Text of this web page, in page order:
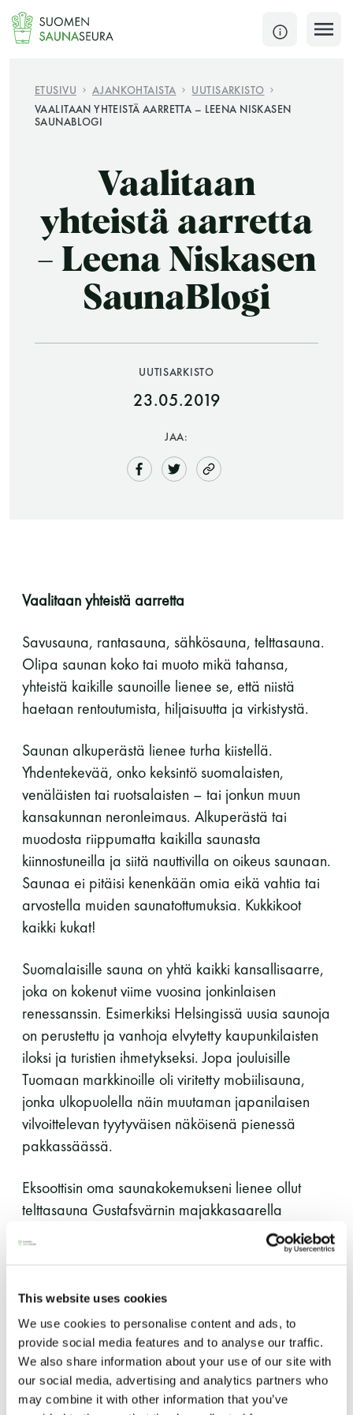
This website uses cookies
We use cookies to personalise content and ads, to
provide social media features and to analyse our traffic.
We also share information about your use of our site with
our social media, advertising and analytics partners who
may combine it with other information that you’ve
Siirry
sisältöön
SULJE
Jokaisen kuun 1. lauantai on jaettu ja jokaisen kuun
KATSO TARKEMMAT AUKIOLOAJAT
JÄSENSIVUT
-Naisten päivät ovat maanantai ja
torstai
-Miesten päivät tiistai, keskiviikko,
-Kuukauden ensimmäinen lauantai on on
jaettu lauantai
Hinnasto
Jäsen
12 €
Vieras jäsenen seurassa
Jäsenen lapsi 7-18 v.
6 €
Lapsi alle 7 v.
ilmainen
11 saunomiskerran kortti
120€
3kk kortti - M / N
275€ / 115€
Vuosikortti - M / N
Suomen Saunaseura ry
Vaskiniementie 10, 00200 Helsinki
Kahvio/kassa 050 372 4167
(saunojen aukioloaikana)
ETUSIVU AJANKOHTAISTA
UUTISARKISTO
VAALITAAN YHTEISTÄ AARRETTA – LEENA NISKASEN
SAUNABLOGI
Vaalitaan
yhteistä aarretta
– Leena Niskasen
SaunaBlogi
UUTISARKISTO
23.05.2019
JAA:
Vaalitaan yhteistä aarretta
Savusauna, rantasauna, sähkösauna, telttasauna.
Olipa saunan koko tai muoto mikä tahansa,
yhteistä kaikille saunoille lienee se, että niistä
haetaan rentoutumista, hiljaisuutta ja virkistystä.
Saunan alkuperästä lienee turha kiistellä.
Yhdentekevää, onko keksintö suomalaisten,
venäläisten tai ruotsalaisten – tai jonkun muun
kansakunnan neronleimaus. Alkuperästä tai
muodosta riippumatta kaikilla saunasta
kiinnostuneilla ja siitä nauttivilla on oikeus saunaan.
Saunaa ei pitäisi kenenkään omia eikä vahtia tai
arvostella muiden saunatottumuksia. Kukkikoot
kaikki kukat!
Suomalaisille sauna on yhtä kaikki kansallisaarre,
joka on kokenut viime vuosina jonkinlaisen
renessanssin. Esimerkiksi Helsingissä uusia saunoja
on perustettu ja vanhoja elvytetty kaupunkilaisten
iloksi ja turistien ihmetykseksi. Jopa jouluisille
Tuomaan markkinoille oli viritetty mobiilisauna,
jonka ulkopuolella näin muutaman japanilaisen
vilvoittelevan tyytyväisen näköisenä pienessä
pakkassäässä.
Eksoottisin oma saunakokemukseni lienee ollut
telttasauna Gustafsvärnin majakkasaarella
Hangon edustalla, kun meren kohina ylitti kiukaan
kihinän. Erikoinen kokemus oli myös saunoa isolla
jättiläissaunassa, jossa kiuaskin oli pienen yksiön
kokoinen.
Itse en ollut nuorempana kummoinenkaan
saunoja, mutta toki kuuman saunan ja virkistävän
uinnin yhdistelmä on aina houkutellut, kun tilaisuus